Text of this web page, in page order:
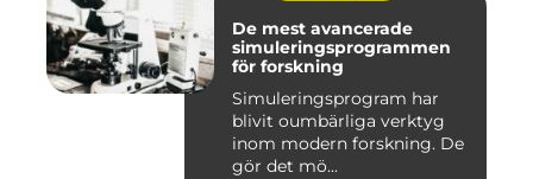
De mest avancerade
simuleringsprogrammen
för forskning
Simuleringsprogram har
blivit oumbärliga verktyg
inom modern forskning. De
gör det mö...